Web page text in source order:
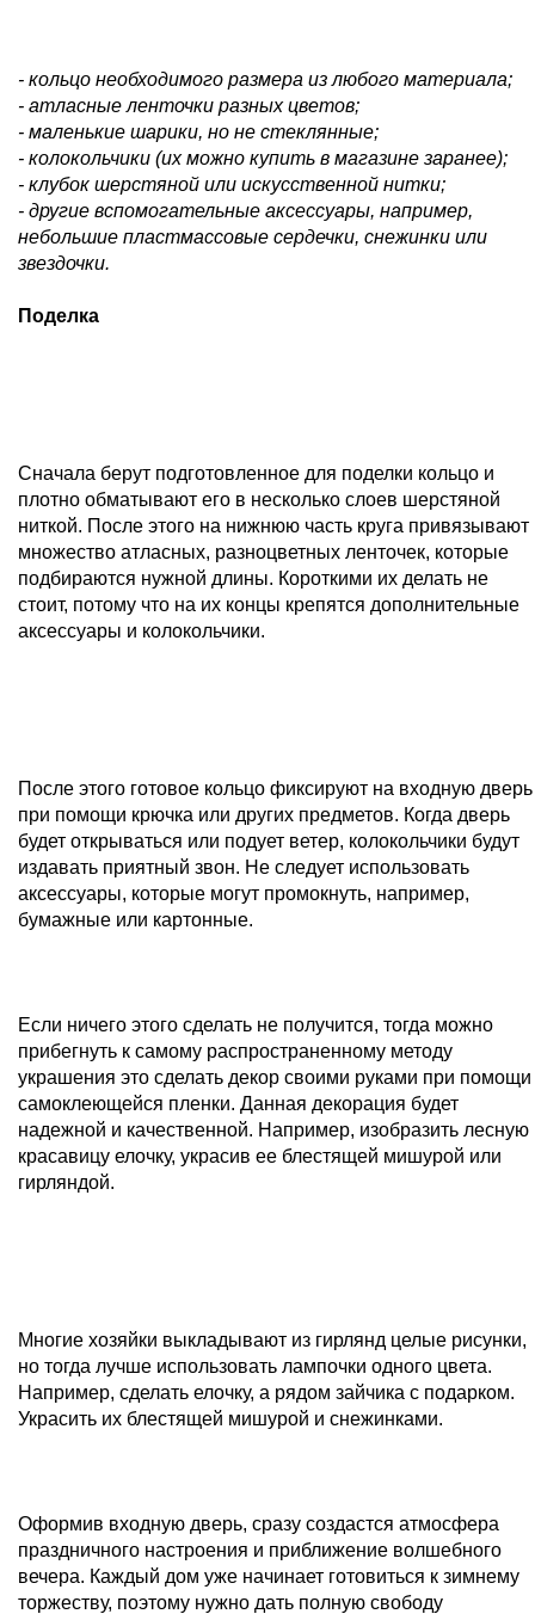
- кольцо необходимого размера из любого материала;
- атласные ленточки разных цветов;
- маленькие шарики, но не стеклянные;
- колокольчики (их можно купить в магазине заранее);
- клубок шерстяной или искусственной нитки;
- другие вспомогательные аксессуары, например,
небольшие пластмассовые сердечки, снежинки или
звездочки.
Поделка
Сначала берут подготовленное для поделки кольцо и
плотно обматывают его в несколько слоев шерстяной
ниткой. После этого на нижнюю часть круга привязывают
множество атласных, разноцветных ленточек, которые
подбираются нужной длины. Короткими их делать не
стоит, потому что на их концы крепятся дополнительные
аксессуары и колокольчики.
После этого готовое кольцо фиксируют на входную дверь
при помощи крючка или других предметов. Когда дверь
будет открываться или подует ветер, колокольчики будут
издавать приятный звон. Не следует использовать
аксессуары, которые могут промокнуть, например,
бумажные или картонные.
Если ничего этого сделать не получится, тогда можно
прибегнуть к самому распространенному методу
украшения это сделать декор своими руками при помощи
самоклеющейся пленки. Данная декорация будет
надежной и качественной. Например, изобразить лесную
красавицу елочку, украсив ее блестящей мишурой или
гирляндой.
Многие хозяйки выкладывают из гирлянд целые рисунки,
но тогда лучше использовать лампочки одного цвета.
Например, сделать елочку, а рядом зайчика с подарком.
Украсить их блестящей мишурой и снежинками.
Оформив входную дверь, сразу создастся атмосфера
праздничного настроения и приближение волшебного
вечера. Каждый дом уже начинает готовиться к зимнему
торжеству, поэтому нужно дать полную свободу